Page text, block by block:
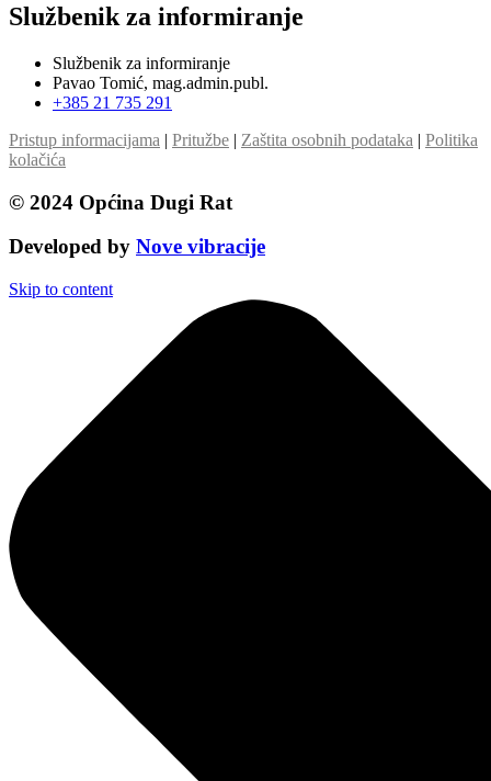
Službenik za informiranje
Službenik za informiranje
Pavao Tomić, mag.admin.publ.
+385 21 735 291
Pristup informacijama | Pritužbe | Zaštita osobnih podataka | Politika
kolačića
© 2024 Općina Dugi Rat
Developed by Nove vibracije
Skip to content